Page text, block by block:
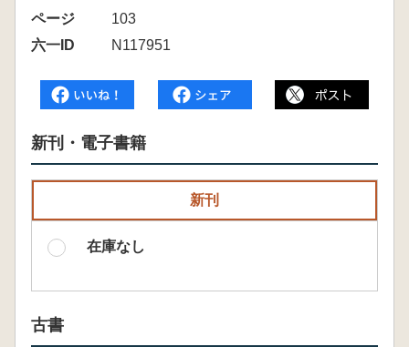
ページ
103
六一ID
N117951
新刊・電子書籍
新刊
在庫なし
古書